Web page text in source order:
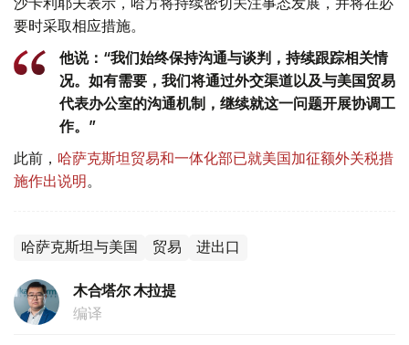
要时采取相应措施。
他说：“我们始终保持沟通与谈判，持续跟踪相关情
况。如有需要，我们将通过外交渠道以及与美国贸易
代表办公室的沟通机制，继续就这一问题开展协调工
作。”
此前， 哈萨克斯坦贸易和一体化部已就美国加征额外关税措
施作出说明。
哈萨克斯坦与美国 贸易 进出口
木合塔尔 木拉提
编译